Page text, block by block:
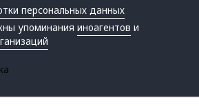
персональных данных
упоминанияиноагентов и